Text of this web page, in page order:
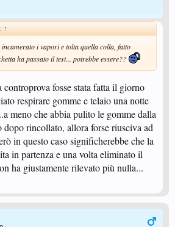
↑
i vapori e tolta quella colla, fatto
ha passato il test... potrebbe essere??
controprova fosse stata fatta il giorno
respirare gomme e telaio una notte
meno che abbia pulito le gomme dalla
dopo rincollato, allora forse riusciva ad
in questo caso significherebbe che la
in partenza e una volta eliminato il
ha giustamente rilevato più nulla...